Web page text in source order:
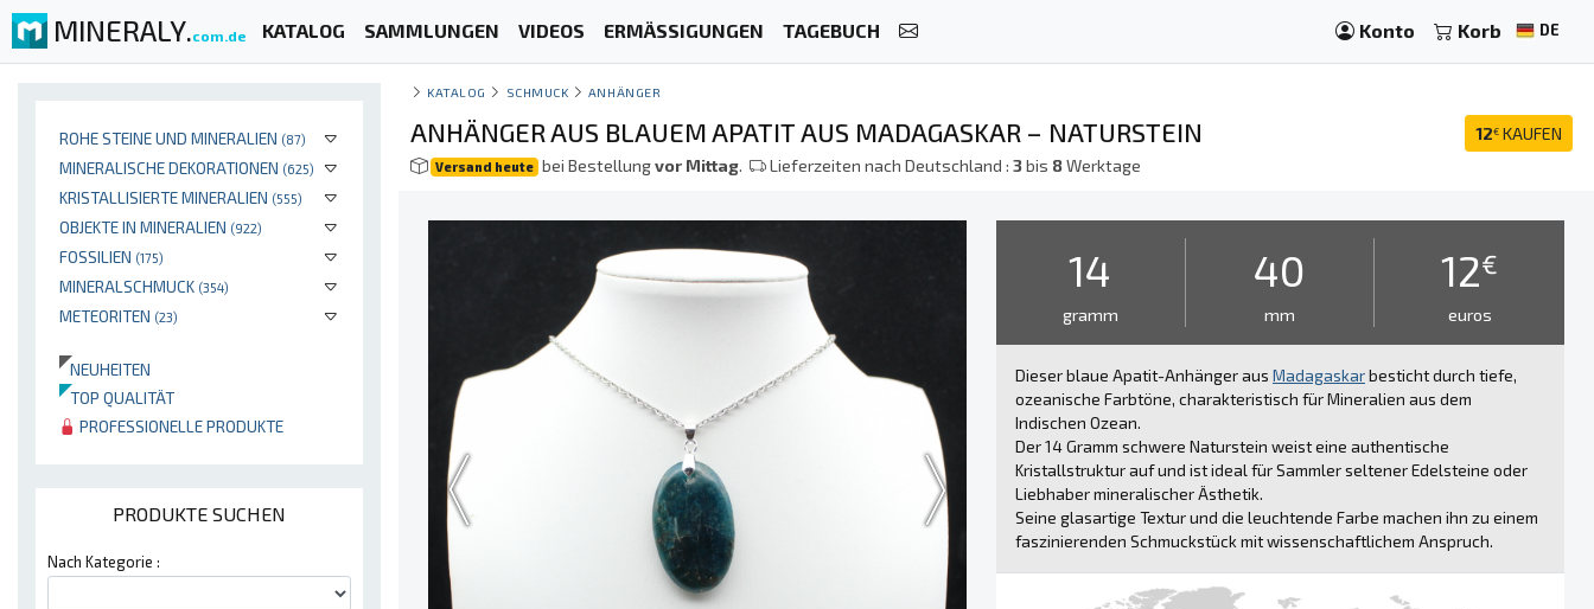
MINERALY.com.de KATALOG SAMMLUNGEN VIDEOS ERMÄSSIGUNGEN TAGEBUCH Konto Korb DE
ROHE STEINE UND MINERALIEN (87)
MINERALISCHE DEKORATIONEN (625)
KRISTALLISIERTE MINERALIEN (555)
OBJEKTE IN MINERALIEN (922)
FOSSILIEN (175)
MINERALSCHMUCK (354)
METEORITEN (23)
NEUHEITEN
TOP QUALITÄT
PROFESSIONELLE PRODUKTE
PRODUKTE SUCHEN
Nach Kategorie :
KATALOG SCHMUCK ANHÄNGER
12€ KAUFEN
ANHÄNGER AUS BLAUEM APATIT AUS MADAGASKAR – NATURSTEIN
Versand heute bei Bestellungvor Mittag. Lieferzeiten nach Deutschland :3bis 8Werktage
14
gramm
40
mm
12€
euros
Dieser blaue Apatit-Anhänger aus Madagaskarbesticht durch tiefe,
ozeanische Farbtöne, charakteristisch für Mineralien aus dem
Indischen Ozean.
Der 14 Gramm schwere Naturstein weist eine authentische
Kristallstruktur auf und ist ideal für Sammler seltener Edelsteine oder
Liebhaber mineralischer Ästhetik.
Seine glasartige Textur und die leuchtende Farbe machen ihn zu einem
faszinierenden Schmuckstück mit wissenschaftlichem Anspruch.